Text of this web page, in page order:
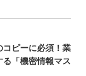
コピーに必須！業
「機密情報マス